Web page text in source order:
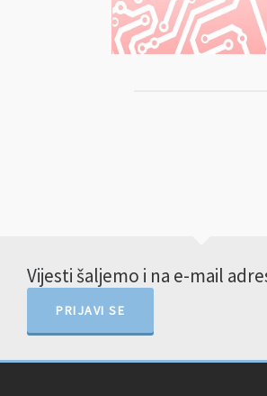
Vijesti šaljemo i na e-mail
PRIJAVI SE